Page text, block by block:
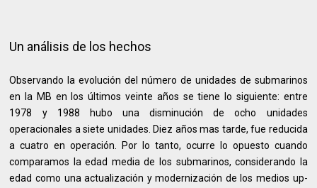
Un análisis de los hechos
Observando la evolución del número de unidades de submarinos
en la MB en los últimos veinte años se tiene lo siguiente: entre
1978 y 1988 hubo una disminución de ocho unidades
operacionales a siete unidades. Diez años mas tarde, fue reducida
a cuatro en operación. Por lo tanto, ocurre lo opuesto cuando
comparamos la edad media de los submarinos, considerando la
edad como una actualización y modernización de los medios up-